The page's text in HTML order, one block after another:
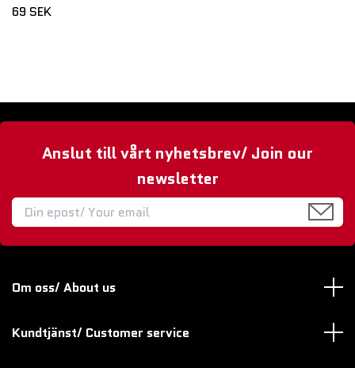
69 SEK
Anslut till vårt nyhetsbrev/ Join our
newsletter
Om oss/ About us
Kundtjänst/ Customer service